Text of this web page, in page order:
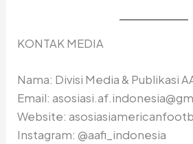
KONTAK MEDIA
Nama: Divisi Media & Publikasi
Email:
Website:
Instagram: @aafi_indonesia